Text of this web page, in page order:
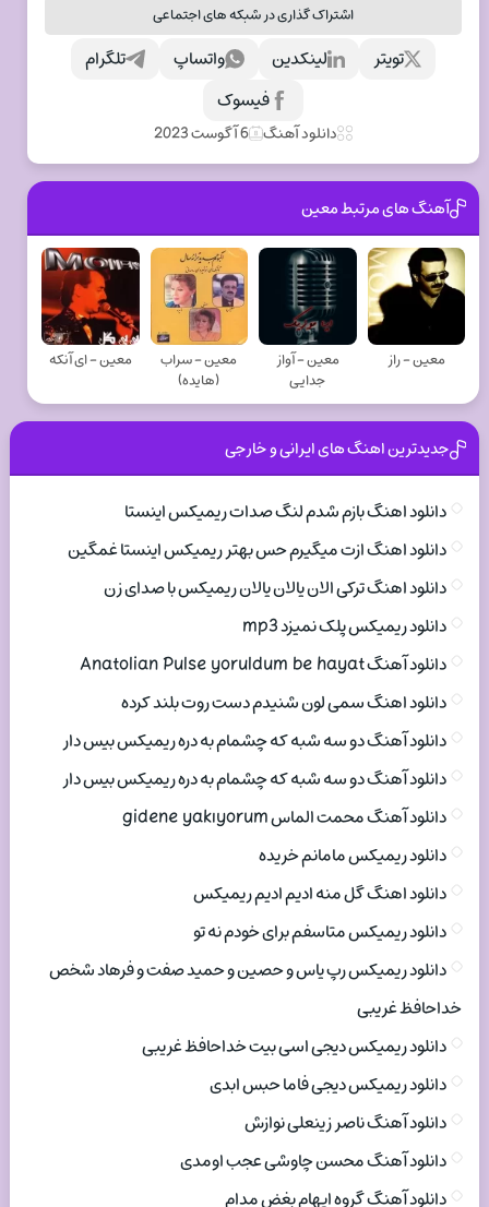
اشتراک گذاری در شبکه های اجتماعی
تلگرام واتساپ لینکدین
تویتر
فیسوک
دانلود آهنگ 6 آگوست 2023
آهنگ های مرتبط معین
معین - راز
معین - آواز
جدایی
معین - سراب
(هایده)
معین - ای آنکه
جدیدترین اهنگ های ایرانی و خارجی
دانلود اهنگ بازم شدم لنگ صدات ریمیکس اینستا
دانلود اهنگ ازت میگیرم حس بهتر ریمیکس اینستا غمگین
دانلود اهنگ ترکی الان یالان یالان ریمیکس با صدای زن
دانلود ریمیکس پلک نمیزد mp3
دانلود آهنگ Anatolian Pulse yoruldum be hayat
دانلود اهنگ سمی لون شنیدم دست روت بلند کرده
دانلود آهنگ دو سه شبه که چشمام به دره ریمیکس بیس دار
دانلود آهنگ دو سه شبه که چشمام به دره ریمیکس بیس دار
دانلود آهنگ محمت الماس gidene yakıyorum
دانلود ریمیکس مامانم خریده
دانلود اهنگ گل منه ادیم ادیم ریمیکس
دانلود ریمیکس متاسفم برای خودم نه تو
دانلود ریمیکس رپ یاس و حصین و حمید صفت و فرهاد شخص
خداحافظ غریبی
دانلود ریمیکس دیجی اسی بیت خداحافظ غریبی
دانلود ریمیکس دیجی فاما حبس ابدی
دانلود آهنگ ناصر زینعلی نوازش
دانلود آهنگ محسن چاوشی عجب اومدی
دانلود آهنگ گروه ایهام بغض مدام